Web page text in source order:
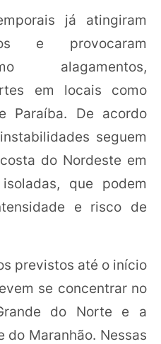
já atingiram
e provocaram
alagamentos,
em locais como
Paraíba. De acordo
seguem
do Nordeste em
que podem
e risco de
previstos até o início
se concentrar no
do Norte e a
do Maranhão. Nessas